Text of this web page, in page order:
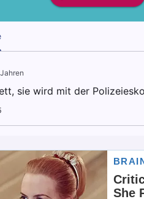
sie wird mit der